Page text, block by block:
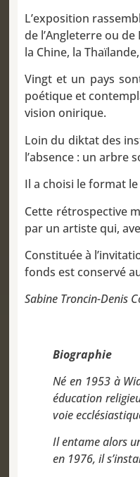
L’exposition
de l’Angleterre ou
la Chine, la
Vingt et un pays
poétique et
vision onirique.
Loin du diktat des
l’absence : un arbre
Il a choisi le format
Cette rétrospective
par un artiste qui,
Constituée à
fonds est conservé
Sabine Troncin-Denis
Biographie
Né en 1953 à
éducation
voie
Il entame alors
en 1976, il